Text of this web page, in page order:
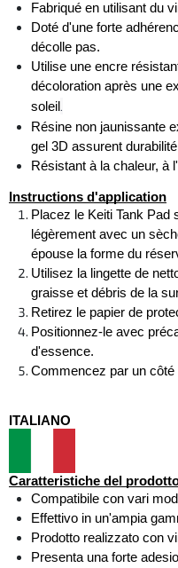
Fabriqué en utilisant du
Doté d'une forte
décolle pas.
Utilise une encre
décoloration après une
soleil.
Résine non jaunissante
gel 3D assurent
Résistant à la chaleur, à
Instructions d'application
Placez le Keiti Tank Pad
légèrement avec un
épouse la forme du
Utilisez la lingette de
graisse et débris de la
Retirez le papier de
Positionnez-le avec
d'essence.
Commencez par un
ITALIANO
Caratteristiche del
Compatibile con vari
Effettivo in un'ampia
Prodotto realizzato con
Presenta una forte